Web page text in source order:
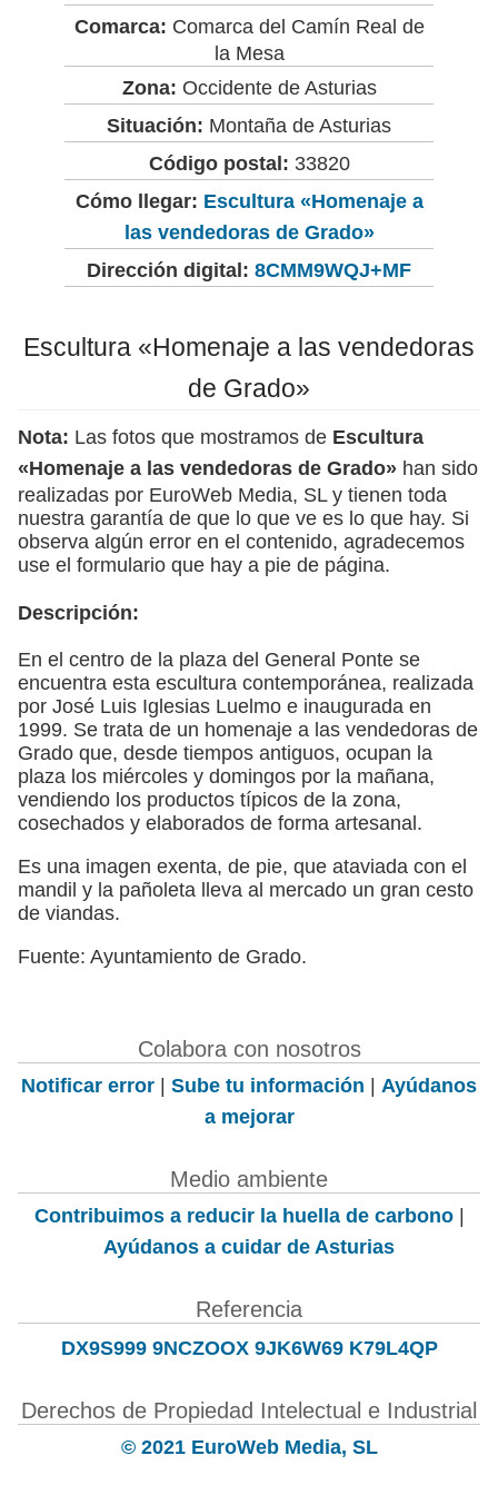
Comarca: Comarca del Camín Real de
la Mesa
Zona: Occidente de Asturias
Situación: Montaña de Asturias
Código postal: 33820
Cómo llegar: Escultura «Homenaje a
las vendedoras de Grado»
Dirección digital: 8CMM9WQJ+MF
Escultura «Homenaje a las vendedoras
de Grado»
Nota: Las fotos que mostramos de Escultura
«Homenaje a las vendedoras de Grado» han sido
realizadas por EuroWeb Media, SL y tienen toda
nuestra garantía de que lo que ve es lo que hay. Si
observa algún error en el contenido, agradecemos
use el formulario que hay a pie de página.
Descripción:
En el centro de la plaza del General Ponte se
encuentra esta escultura contemporánea, realizada
por José Luis Iglesias Luelmo e inaugurada en
1999. Se trata de un homenaje a las vendedoras de
Grado que, desde tiempos antiguos, ocupan la
plaza los miércoles y domingos por la mañana,
vendiendo los productos típicos de la zona,
cosechados y elaborados de forma artesanal.
Es una imagen exenta, de pie, que ataviada con el
mandil y la pañoleta lleva al mercado un gran cesto
de viandas.
Fuente: Ayuntamiento de Grado.
Colabora con nosotros
Notificar error | Sube tu información | Ayúdanos
a mejorar
Medio ambiente
Contribuimos a reducir la huella de carbono|
Ayúdanos a cuidar de Asturias
Referencia
DX9S999 9NCZOOX 9JK6W69 K79L4QP
Derechos de Propiedad Intelectual e Industrial
© 2021 EuroWeb Media, SL